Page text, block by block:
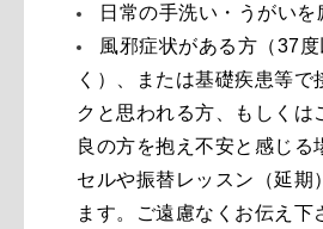
日常の手洗い・うがい
風邪症状がある方（37
く）、または基礎疾患等で
クと思われる方、もしくは
良の方を抱え不安と感じる
セルや振替レッスン（延期
ます。ご遠慮なくお伝え下